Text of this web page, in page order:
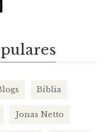
Bíblia
Jonas Netto